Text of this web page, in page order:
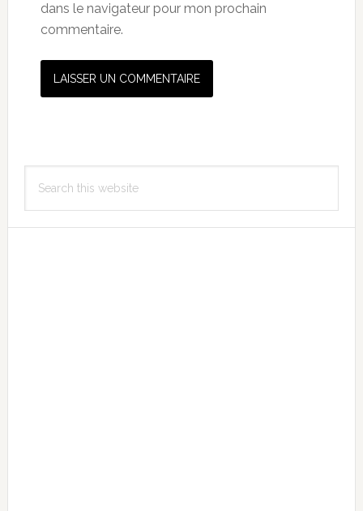
dans le navigateur pour mon prochain
commentaire.
Primary
Sidebar
this